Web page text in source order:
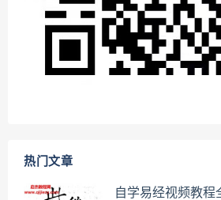
热门文章
自学易经视频教程